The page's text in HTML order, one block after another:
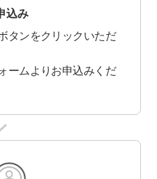
込み
タンをクリックいただ
ームよりお申込みくだ